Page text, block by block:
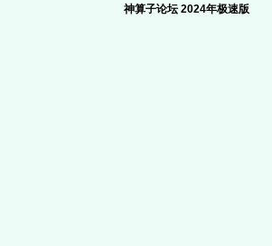
神算子论坛 2024年极速版